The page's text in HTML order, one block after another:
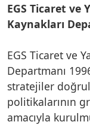
EGS Ticaret ve
Kaynakları
EGS Ticaret ve
Departmanı
stratejiler
politikalarının
amacıyla